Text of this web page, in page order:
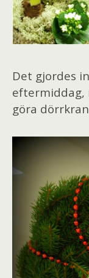
Det gjordes
eftermiddag,
göra